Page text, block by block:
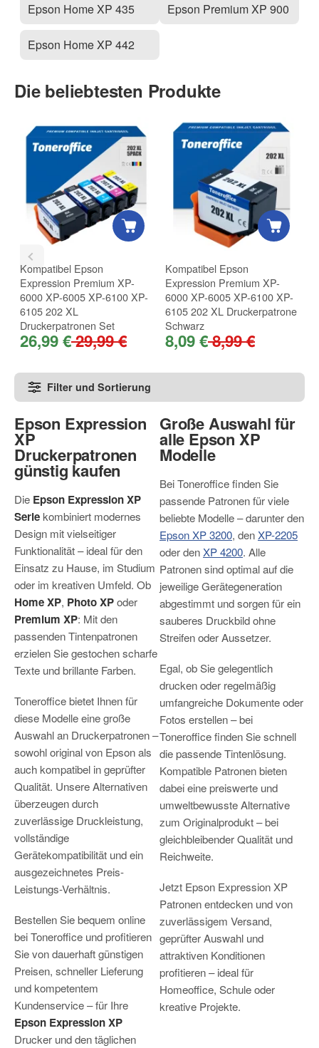
Epson Home XP 435
Epson Home XP 442
Epson Premium XP 900
Die beliebtesten Produkte
Kompatibel Epson
Expression Premium XP-
6000 XP-6005 XP-6100 XP-
6105 202 XL
Druckerpatronen Set
26,99 €29,99 €
Kompatibel Epson
Expression Premium XP-
6000 XP-6005 XP-6100 XP-
6105 202 XL Druckerpatrone
Schwarz
8,09 €8,99 €
Filter und Sortierung
Epson Expression
XP
Druckerpatronen
günstig kaufen
Die Epson Expression XP
Serie kombiniert modernes
Design mit vielseitiger
Funktionalität – ideal für den
Einsatz zu Hause, im Studium
oder im kreativen Umfeld. Ob
Home XP, Photo XPoder
Premium XP: Mit den
passenden Tintenpatronen
erzielen Sie gestochen scharfe
Texte und brillante Farben.
Toneroffice bietet Ihnen für
diese Modelle eine große
Auswahl an Druckerpatronen –
sowohl original von Epson als
auch kompatibel in geprüfter
Qualität. Unsere Alternativen
überzeugen durch
zuverlässige Druckleistung,
vollständige
Gerätekompatibilität und ein
ausgezeichnetes Preis-
Leistungs-Verhältnis.
Bestellen Sie bequem online
bei Toneroffice und profitieren
Sie von dauerhaft günstigen
Preisen, schneller Lieferung
und kompetentem
Kundenservice – für Ihre
Epson Expression XP
Drucker und den täglichen
Große Auswahl für
alle Epson XP
Modelle
Bei Toneroffice finden Sie
passende Patronen für viele
beliebte Modelle – darunter den
Epson XP 3200, denXP-2205
oder denXP 4200. Alle
Patronen sind optimal auf die
jeweilige Gerätegeneration
abgestimmt und sorgen für ein
sauberes Druckbild ohne
Streifen oder Aussetzer.
Egal, ob Sie gelegentlich
drucken oder regelmäßig
umfangreiche Dokumente oder
Fotos erstellen – bei
Toneroffice finden Sie schnell
die passende Tintenlösung.
Kompatible Patronen bieten
dabei eine preiswerte und
umweltbewusste Alternative
zum Originalprodukt – bei
gleichbleibender Qualität und
Reichweite.
Jetzt Epson Expression XP
Patronen entdecken und von
zuverlässigem Versand,
geprüfter Auswahl und
attraktiven Konditionen
profitieren – ideal für
Homeoffice, Schule oder
kreative Projekte.